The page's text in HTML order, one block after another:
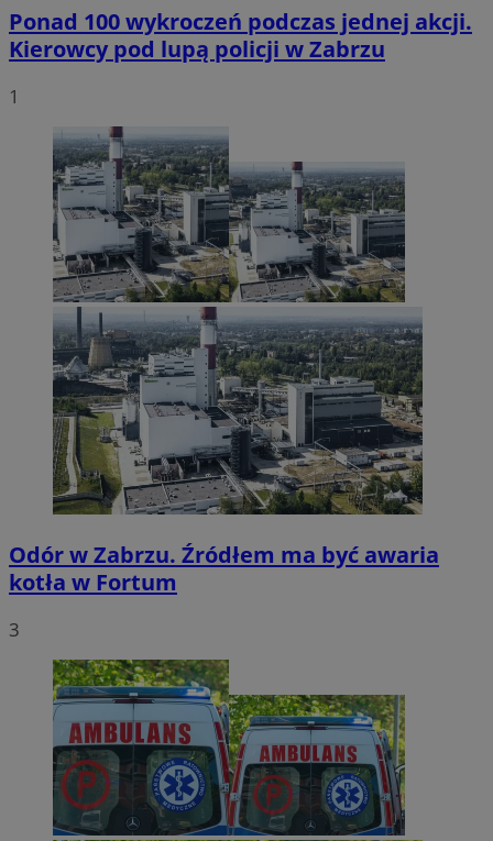
Ponad 100 wykroczeń podczas jednej akcji.
Kierowcy pod lupą policji w Zabrzu
1
Odór w Zabrzu. Źródłem ma być awaria
kotła w Fortum
3